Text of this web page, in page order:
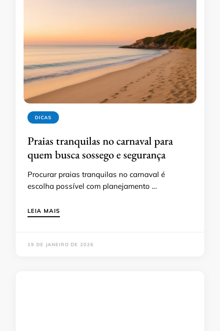
DICAS
Praias tranquilas no carnaval para
quem busca sossego e segurança
Procurar praias tranquilas no carnaval é
escolha possível com planejamento …
LEIA MAIS
19 DE JANEIRO DE 2026